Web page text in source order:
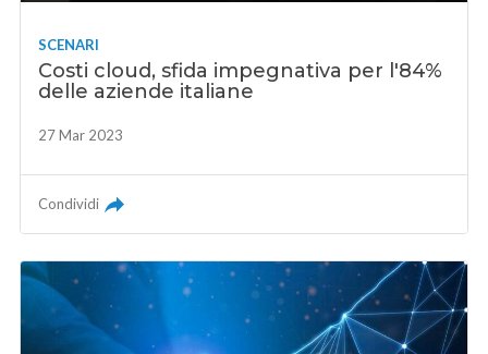
SCENARI
Costi cloud, sfida impegnativa per l'84%
delle aziende italiane
27 Mar 2023
Condividi